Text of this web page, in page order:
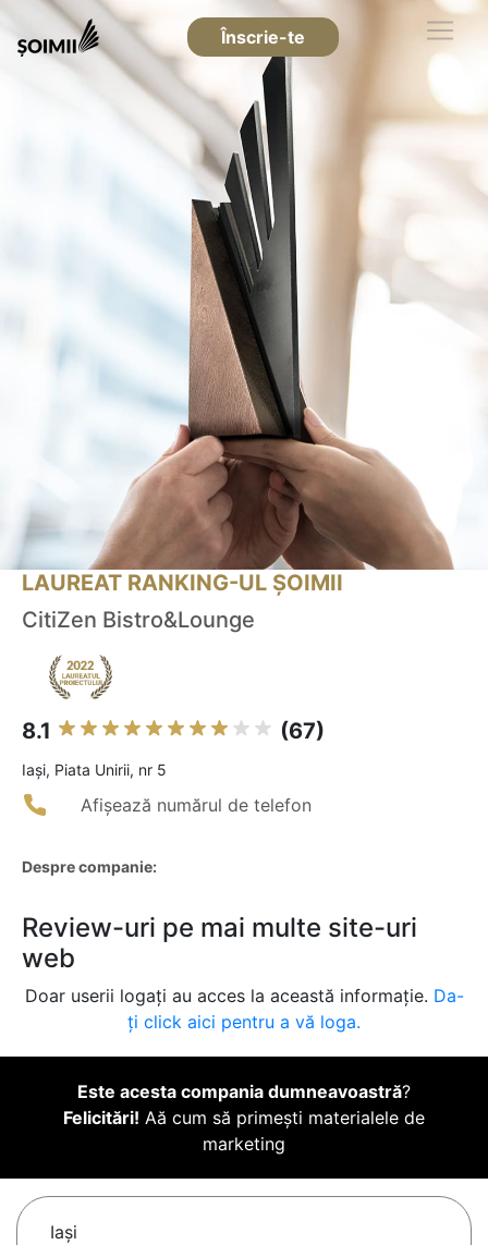
Înscrie-te
LAUREAT RANKING-UL ȘOIMII
CitiZen Bistro&Lounge
8.1 (67)
Iaşi, Piata Unirii, nr 5
Afișează numărul de telefon
Despre companie:
Review-uri pe mai multe site-uri
web
Doar userii logați au acces la această informație. Da-
ți click aici pentru a vă loga.
Este acesta compania dumneavoastră?
Felicitări! Aă cum să primești materialele de
marketing
Iaşi